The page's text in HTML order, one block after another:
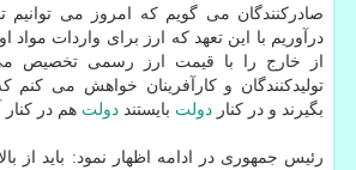
صادركنندگان می گویم كه امروز می توانیم
درآوریم با این تعهد كه ارز برای واردات مواد
از خارج را با قیمت ارز رسمی تخصیص
تولیدكنندگان و كارآفرینان خواهش می
بگیرند و در كنار دولت بایستند دولت هم در كنار
رئیس جمهوری در ادامه اظهار نمود: باید از